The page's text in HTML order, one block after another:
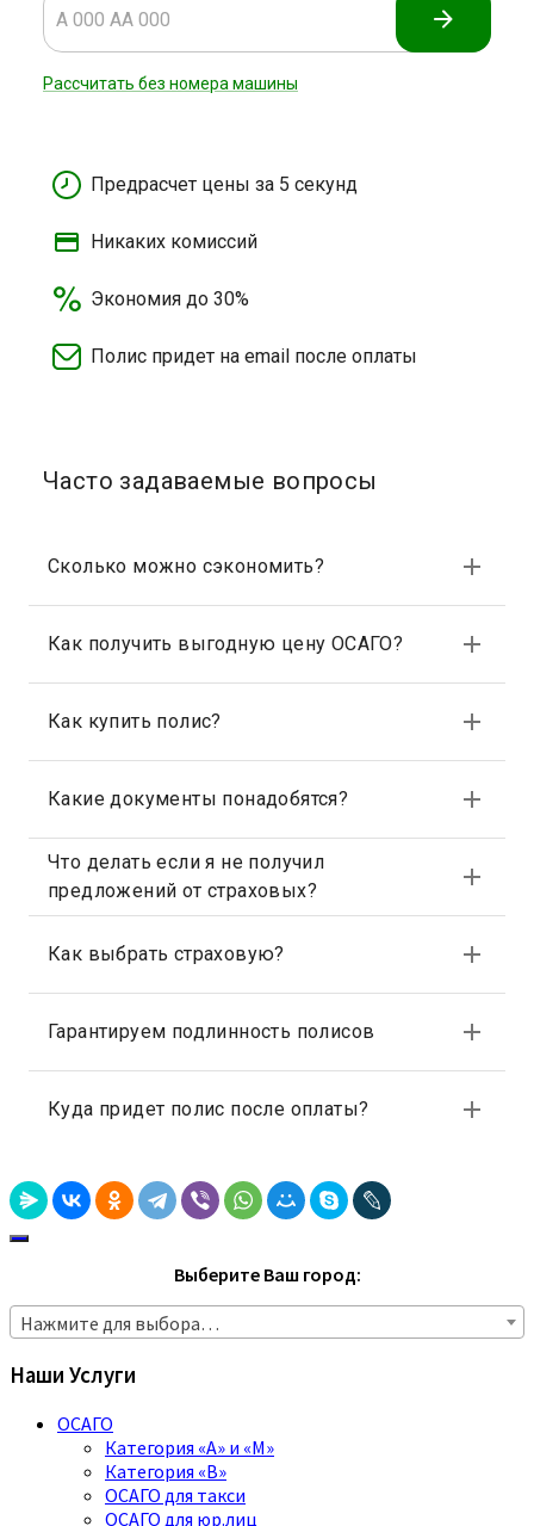
Выберите Ваш город:
Нажмите для выбора…
Наши Услуги
ОСАГО
Категория «A» и «M»
Категория «B»
ОСАГО для такси
ОСАГО для юр.лиц